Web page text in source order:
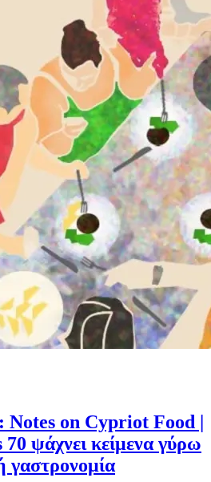
on Cypriot Food |
ψάχνει κείμενα γύρω
γαστρονομία